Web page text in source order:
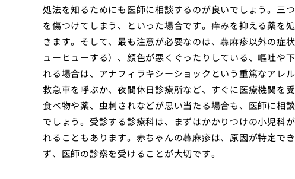
処法を知るためにも医師に相談するのが良いでしょう。三
を傷つけてしまう、といった場合です。痒みを抑える薬を
きます。そして、最も注意が必要なのは、蕁麻疹以外の症
ューヒューする）、顔色が悪くぐったりしている、嘔吐や
れる場合は、アナフィラキシーショックという重篤なアレ
救急車を呼ぶか、夜間休日診療所など、すぐに医療機関を
食べ物や薬、虫刺されなどが思い当たる場合も、医師に相
でしょう。受診する診療科は、まずはかかりつけの小児科
れることもあります。赤ちゃんの蕁麻疹は、原因が特定で
ず、医師の診察を受けることが大切です。